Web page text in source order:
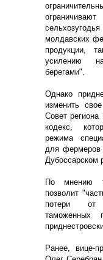
молдавских
продукции,
усилению
берегами".
Однако
изменить
Совет
кодекс,
режима
для
Дубоссарском
По мнению
позволит
потери от
Ранее, вице-